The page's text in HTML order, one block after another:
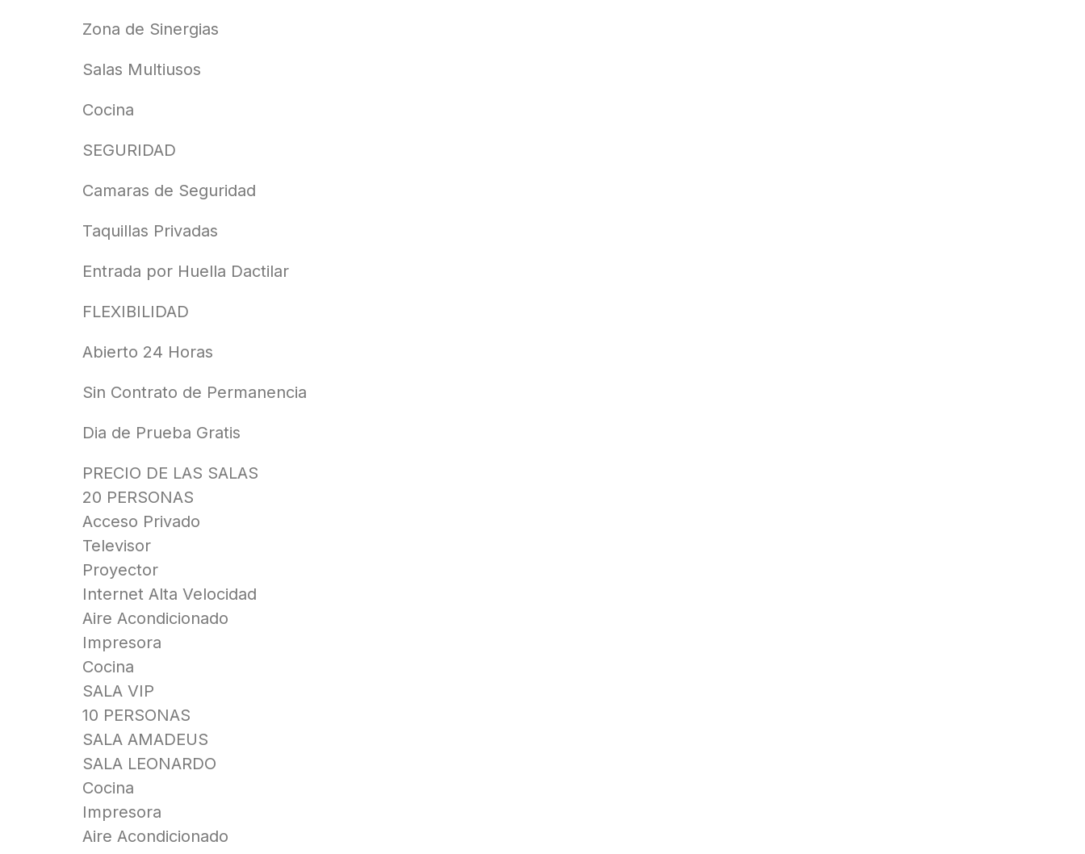
Zona de Sinergias
Salas Multiusos
Cocina
SEGURIDAD
Camaras de Seguridad
Taquillas Privadas
Entrada por Huella Dactilar
FLEXIBILIDAD
Abierto 24 Horas
Sin Contrato de Permanencia
Dia de Prueba Gratis
PRECIO DE LAS SALAS
20 PERSONAS
Acceso Privado
Televisor
Proyector
Internet Alta Velocidad
Aire Acondicionado
Impresora
Cocina
SALA VIP
10 PERSONAS
SALA AMADEUS
SALA LEONARDO
Cocina
Impresora
Aire Acondicionado